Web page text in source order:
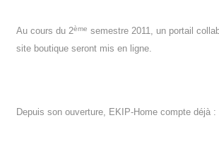
Au cours du 2ème semestre 2011, un portail
site boutique seront mis en ligne.
Depuis son ouverture, EKIP-Home compte déjà :